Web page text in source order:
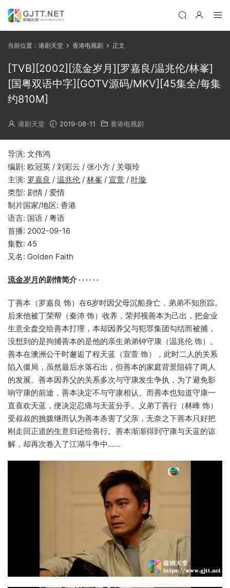
当前位置： 港剧天堂 香港电视剧 正文
[TVB][2002][流金岁月][罗嘉良/温兆伦/林峯]
[国粤双语中字][GOTV源码/MKV][45集全/每集
约810M]
港剧天堂 2019-08-11 香港电视剧
导演: 文伟鸿
编剧: 欧冠英 / 刘彩云 / 张小方 / 关颂玲
主演: 罗嘉良 / 温兆伦 / 林峯 / 宣萱 / 叶璇
类型: 剧情 / 爱情
制片国家/地区: 香港
语言: 国语 / 粤语
首播: 2002-09-16
集数: 45
又名: Golden Faith
流金岁月的剧情简介 · · · · · ·
丁善本（罗嘉良 饰）在6岁时因父母沉船身亡，弟弟不知所踪。
后来他被丁荣帮（秦沛 饰）收养，荣邦视善本为己出，把金业
生意全盘交给善本打理，本却因养父与犯罪集团勾结而被捕，
没想到的是拘捕善本的是他的亲生弟弟钟守康（温兆伦 饰）。
善本在澳洲公干时邂逅了程天蓝（宣萱 饰），此时二人的关系
陷入僵局，虽然最后水落石出，但善本的家庭背景阻碍了两人
的发展。善本因养父的关系多次与守康发生争执，为了避免影
响守康的前途，善本决定不与守康相认。而善本也知道守康一
直喜欢天蓝，便决定忍痛与天蓝分手。义弟丁善行（林峰 饰）
受叔叔的挑拨继而认为善本杀害了父亲，无奈之下善本只好把
刚走回正道的生意归还给善行。善本渐渐得到守康与天蓝的谅
解，却再次卷入了江湖斗争中……